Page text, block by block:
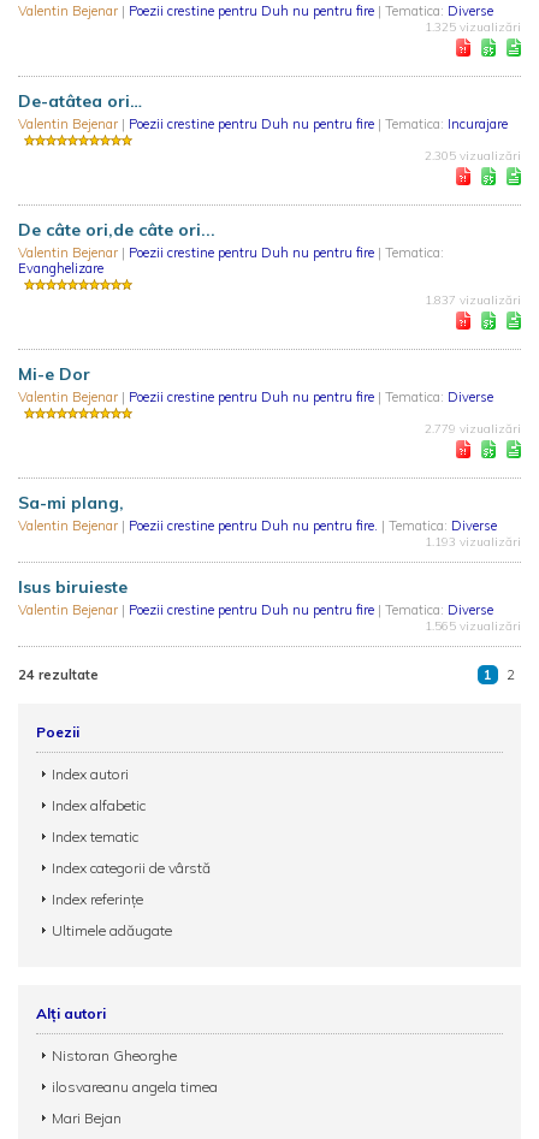
Valentin Bejenar | Poezii crestine pentru Duh nu pentru fire | Tematica: Diverse
1.325 vizualizări
De-atâtea ori…
Valentin Bejenar | Poezii crestine pentru Duh nu pentru fire | Tematica: Incurajare
2.305 vizualizări
De câte ori,de câte ori...
Valentin Bejenar | Poezii crestine pentru Duh nu pentru fire | Tematica:
Evanghelizare
1.837 vizualizări
Mi-e Dor
Valentin Bejenar | Poezii crestine pentru Duh nu pentru fire | Tematica: Diverse
2.779 vizualizări
Sa-mi plang,
Valentin Bejenar | Poezii crestine pentru Duh nu pentru fire. | Tematica: Diverse
1.193 vizualizări
Isus biruieste
Valentin Bejenar | Poezii crestine pentru Duh nu pentru fire | Tematica: Diverse
1.565 vizualizări
24 rezultate 1 2
Poezii
Index autori
Index alfabetic
Index tematic
Index categorii de vârstă
Index referințe
Ultimele adăugate
Alți autori
Nistoran Gheorghe
ilosvareanu angela timea
Mari Bejan